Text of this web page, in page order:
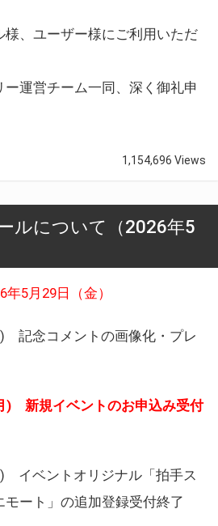
、ユーザー様にご利用いただ
ー運営チーム一同、深く御礼申
1,154,696 Views
ルについて（2026年5
年5月29日（金）
) 記念コメントの画像化・プレ
) 新規イベントのお申込み受付
) イベントオリジナル「拍手ス
モート」の追加登録受付終了